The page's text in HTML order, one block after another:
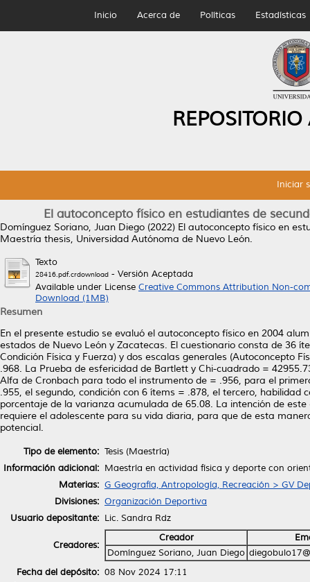
Inicio Acerca de Políticas Estadísticas
Iniciar
El autoconcepto físico en estudiantes de
Domínguez Soriano, Juan Diego (2022) El autoconcepto físico en
Maestría thesis, Universidad Autónoma de Nuevo León.
Texto
28416.pdf.crdownload - Versión Aceptada
Available under License Creative Commons Attribution Non-
Download (1MB)
Resumen
En el presente estudio se evaluó el autoconcepto físico en 2004
estados de Nuevo León y Zacatecas. El cuestionario consta de 36
Condición Física y Fuerza) y dos escalas generales (Autoconcepto
.968. La Prueba de esfericidad de Bartlett y Chi-cuadrado =
Alfa de Cronbach para todo el instrumento de = .956, para el
.955, el segundo, condición con 6 ítems = .878, el tercero,
porcentaje de la varianza acumulada de 65.08. La intención de
requiere el adolescente para su vida diaria, para que de esta
potencial.
Tipo de elemento: Tesis (Maestría)
Información adicional: Maestría en actividad física y deporte con
Materias: G Geografía, Antropología, Recreación > GV
Divisiones: Organización Deportiva
Usuario depositante: Lic. Sandra Rdz
Creadores:
Creador
Domínguez Soriano, Juan Diego
Fecha del depósito: 08 Nov 2024 17:11